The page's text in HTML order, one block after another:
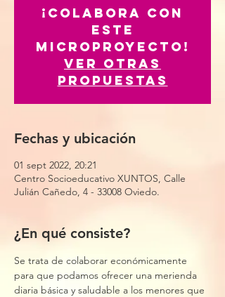
¡Colabora con
este
microproyecto!
Ver otras
propuestas
Fechas y ubicación
01 sept 2022, 20:21
Centro Socioeducativo XUNTOS, Calle
Julián Cañedo, 4 - 33008 Oviedo.
¿En qué consiste?
Se trata de colaborar económicamente
para que podamos ofrecer una merienda
diaria básica y saludable a los menores que